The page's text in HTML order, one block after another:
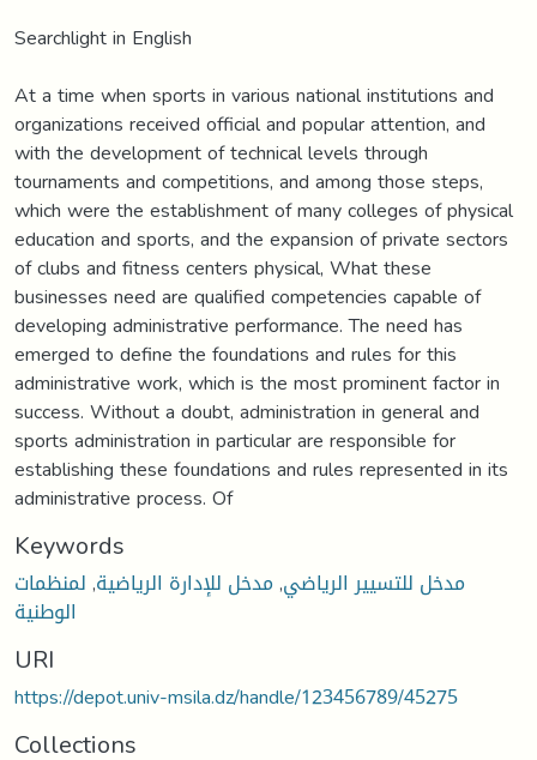
Searchlight in English
At a time when sports in various national institutions and
organizations received official and popular attention, and
with the development of technical levels through
tournaments and competitions, and among those steps,
which were the establishment of many colleges of physical
education and sports, and the expansion of private sectors
of clubs and fitness centers physical, What these
businesses need are qualified competencies capable of
developing administrative performance. The need has
emerged to define the foundations and rules for this
administrative work, which is the most prominent factor in
success. Without a doubt, administration in general and
sports administration in particular are responsible for
establishing these foundations and rules represented in its
administrative process. Of
Keywords
مدخل للتسيير الرياضي,مدخل للإدارة الرياضية,لمنظمات
الوطنية
URI
https://depot.univ-msila.dz/handle/123456789/45275
Collections